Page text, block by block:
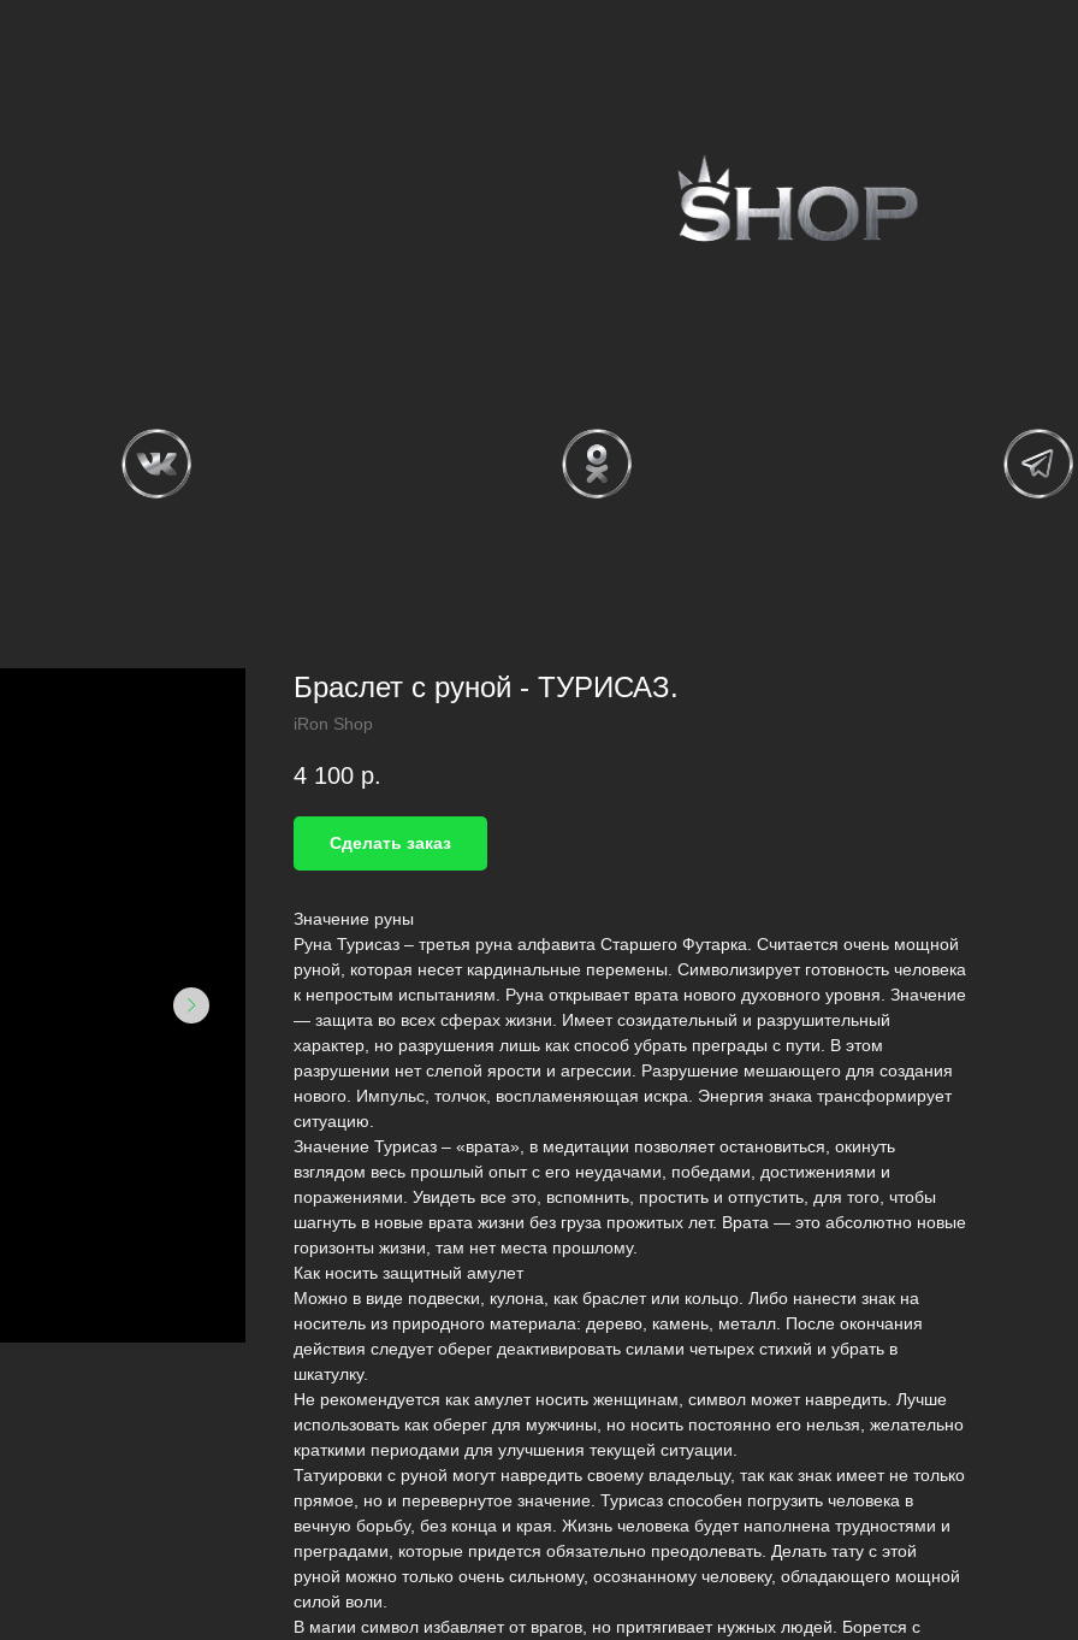
Браслет с руной - ТУРИСАЗ.
iRon Shop
4 100 р.
Сделать заказ
Значение руны
Руна Турисаз – третья руна алфавита Старшего Футарка. Считается очень мощной
руной, которая несет кардинальные перемены. Символизирует готовность человека
к непростым испытаниям. Руна открывает врата нового духовного уровня. Значение
— защита во всех сферах жизни. Имеет созидательный и разрушительный
характер, но разрушения лишь как способ убрать преграды с пути. В этом
разрушении нет слепой ярости и агрессии. Разрушение мешающего для создания
нового. Импульс, толчок, воспламеняющая искра. Энергия знака трансформирует
ситуацию.
Значение Турисаз – «врата», в медитации позволяет остановиться, окинуть
взглядом весь прошлый опыт с его неудачами, победами, достижениями и
поражениями. Увидеть все это, вспомнить, простить и отпустить, для того, чтобы
шагнуть в новые врата жизни без груза прожитых лет. Врата — это абсолютно новые
горизонты жизни, там нет места прошлому.
Как носить защитный амулет
Можно в виде подвески, кулона, как браслет или кольцо. Либо нанести знак на
носитель из природного материала: дерево, камень, металл. После окончания
действия следует оберег деактивировать силами четырех стихий и убрать в
шкатулку.
Не рекомендуется как амулет носить женщинам, символ может навредить. Лучше
использовать как оберег для мужчины, но носить постоянно его нельзя, желательно
краткими периодами для улучшения текущей ситуации.
Татуировки с руной могут навредить своему владельцу, так как знак имеет не только
прямое, но и перевернутое значение. Турисаз способен погрузить человека в
вечную борьбу, без конца и края. Жизнь человека будет наполнена трудностями и
преградами, которые придется обязательно преодолевать. Делать тату с этой
руной можно только очень сильному, осознанному человеку, обладающего мощной
силой воли.
В магии символ избавляет от врагов, но притягивает нужных людей. Борется с